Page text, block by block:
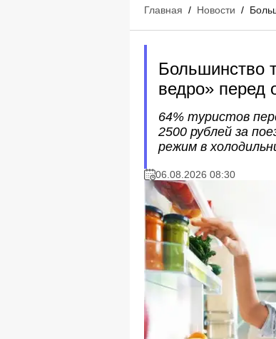
Главная / Новости /
Большинство
ведро» перед
64% туристов
2500 рублей за
режим в
06.08.2026 08:30